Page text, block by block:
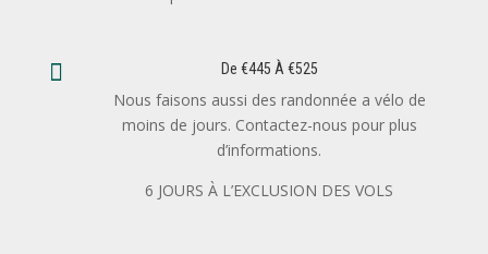
 De €445 À €525
Nous faisons aussi des randonnée a vélo de
moins de jours. Contactez-nous pour plus
d’informations.
6 JOURS À L’EXCLUSION DES VOLS